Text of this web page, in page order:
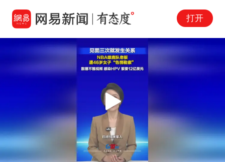
打开
Play